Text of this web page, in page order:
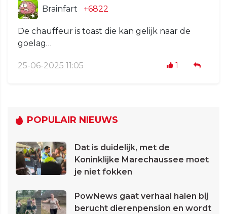
Brainfart +6822
De chauffeur is toast die kan gelijk naar de
goelag…
25-06-2025 11:05 1
POPULAIR NIEUWS
Dat is duidelijk, met de
Koninklijke Marechaussee moet
je niet fokken
PowNews gaat verhaal halen bij
berucht dierenpension en wordt